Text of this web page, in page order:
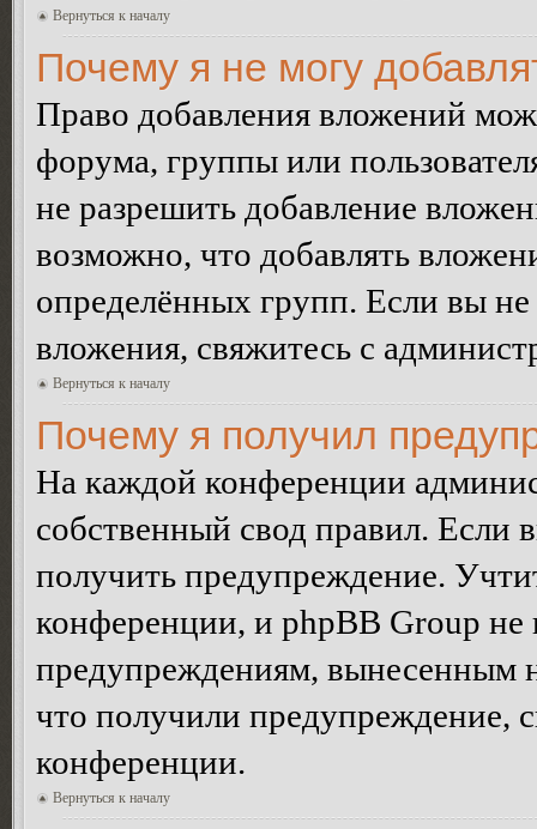
Вернуться к началу
Почему я не могу
Право добавления вложений
форума, группы или
не разрешить добавление
возможно, что добавлять
определённых групп. Если вы не
вложения, свяжитесь с
Вернуться к началу
Почему я получил
На каждой конференции
собственный свод правил.
получить предупреждение.
конференции, и phpBB Group не
предупреждениям, вынесенным
что получили предупреждение,
конференции.
Вернуться к началу